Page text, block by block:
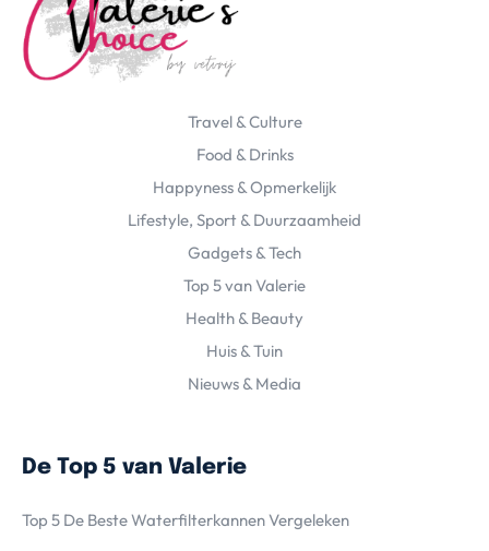
Travel & Culture
Food & Drinks
Happyness & Opmerkelijk
Lifestyle, Sport & Duurzaamheid
Gadgets & Tech
Top 5 van Valerie
Health & Beauty
Huis & Tuin
Nieuws & Media
De Top 5 van Valerie
Top 5 De Beste Waterfilterkannen Vergeleken